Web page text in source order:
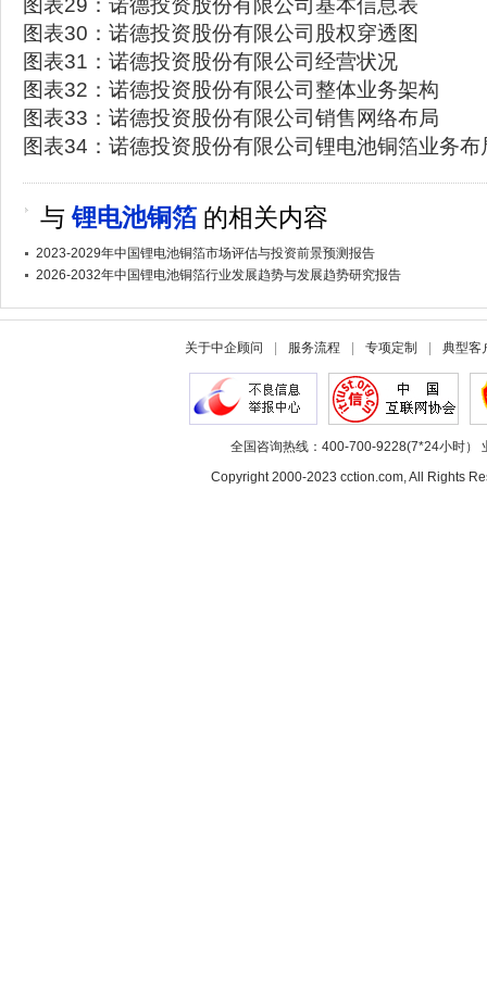
图表29：诺德投资股份有限公司基本信息表
图表30：诺德投资股份有限公司股权穿透图
图表31：诺德投资股份有限公司经营状况
图表32：诺德投资股份有限公司整体业务架构
图表33：诺德投资股份有限公司销售网络布局
图表34：诺德投资股份有限公司锂电池铜箔业务
与锂电池铜箔 的相关内容
2023-2029年中国锂电池铜箔市场评估与投资前景预测报告
2026-2032年中国锂电池铜箔行业发展趋势与发展趋势研究报告
关于中企顾问 服务流程 专项定制 典型客
全国咨询热线：400-700-9228(7*24小时）
Copyright 2000-2023 cction.com, All Rights